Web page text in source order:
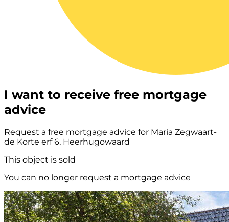
I want to receive free mortgage
advice
Request a free mortgage advice for Maria Zegwaart-
de Korte erf 6, Heerhugowaard
This object is sold
You can no longer request a mortgage advice